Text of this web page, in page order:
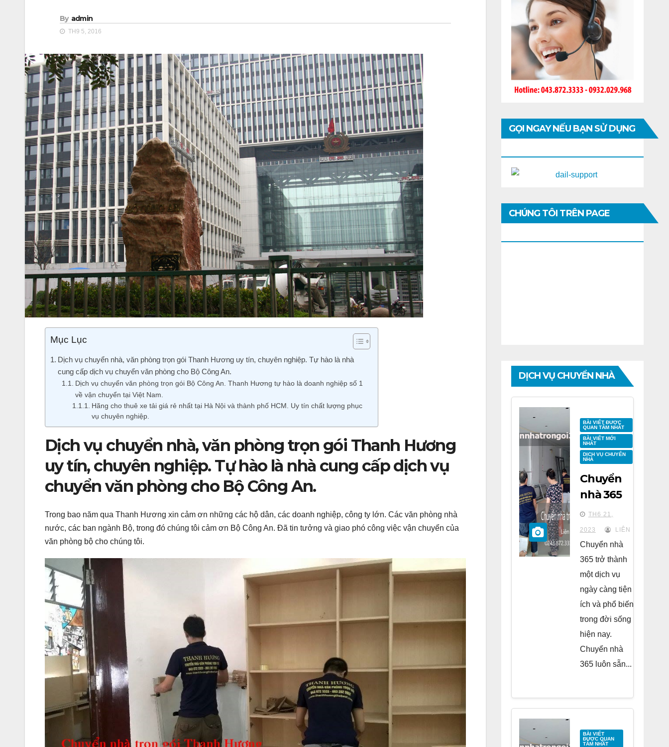
By admin
TH9 5, 2016
Mục Lục
Dịch vụ chuyển nhà, văn phòng trọn gói Thanh Hương uy tín, chuyên nghiệp. Tự hào là nhà
cung cấp dịch vụ chuyển văn phòng cho Bộ Công An.
Dịch vụ chuyển văn phòng trọn gói Bộ Công An. Thanh Hương tự hào là doanh nghiệp số 1
về vận chuyển tại Việt Nam.
Hãng cho thuê xe tải giá rẻ nhất tại Hà Nội và thành phố HCM. Uy tín chất lượng phục
vụ chuyên nghiệp.
Dịch vụ chuyển nhà, văn phòng trọn gói Thanh Hương
uy tín, chuyên nghiệp. Tự hào là nhà cung cấp dịch vụ
chuyển văn phòng cho Bộ Công An.
Trong bao năm qua Thanh Hương xin cảm ơn những các hộ dân, các doanh nghiệp, công ty lớn. Các văn phòng nhà
nước, các ban ngành Bộ, trong đó chúng tôi cảm ơn Bộ Công An. Đã tin tưởng và giao phó công việc vận chuyển của
văn phòng bộ cho chúng tôi.
GỌI NGAY NẾU BẠN SỬ DỤNG
CHÚNG TÔI TRÊN PAGE
DỊCH VỤ CHUYỂN NHÀ
BÀI VIẾT ĐƯỢC
QUAN TÂM NHẤT
BÀI VIẾT MỚI
NHẤT
DỊCH VỤ CHUYỂN
NHÀ
Chuyển
nhà 365
tại chung
cư BID
Residence
Tố Hữu
TH6 21,
2023 LIÊN
Chuyển nhà
365 trở thành
một dịch vụ
ngày càng tiện
ích và phổ biến
trong đời sống
hiện nay.
Chuyển nhà
365 luôn sẵn...
BÀI VIẾT
ĐƯỢC QUAN
TÂM NHẤT